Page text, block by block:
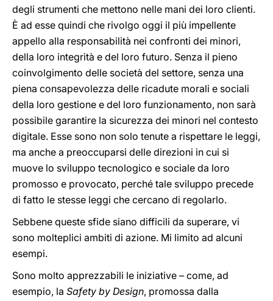
degli strumenti che mettono nelle mani dei loro clienti.
È ad esse quindi che rivolgo oggi il più impellente
appello alla responsabilità nei confronti dei minori,
della loro integrità e del loro futuro. Senza il pieno
coinvolgimento delle società del settore, senza una
piena consapevolezza delle ricadute morali e sociali
della loro gestione e del loro funzionamento, non sarà
possibile garantire la sicurezza dei minori nel contesto
digitale. Esse sono non solo tenute a rispettare le leggi,
ma anche a preoccuparsi delle direzioni in cui si
muove lo sviluppo tecnologico e sociale da loro
promosso e provocato, perché tale sviluppo precede
di fatto le stesse leggi che cercano di regolarlo.
Sebbene queste sfide siano difficili da superare, vi
sono molteplici ambiti di azione. Mi limito ad alcuni
esempi.
Sono molto apprezzabili le iniziative – come, ad
esempio, la Safety by Design, promossa dalla